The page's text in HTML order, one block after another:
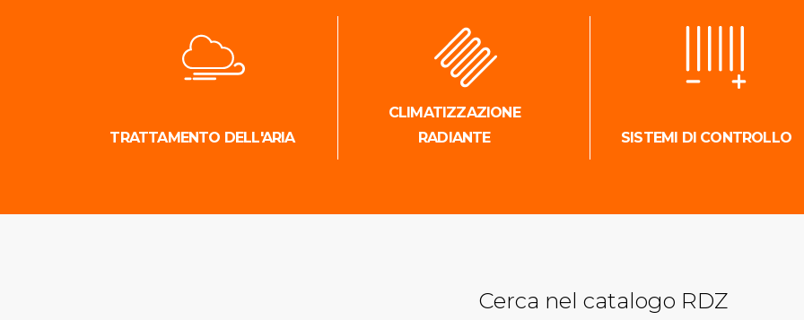
TRATTAMENTO DELL'ARIA
CLIMATIZZAZIONE
RADIANTE
SISTEMI DI CONTROLLO
Cerca nel catalogo RDZ